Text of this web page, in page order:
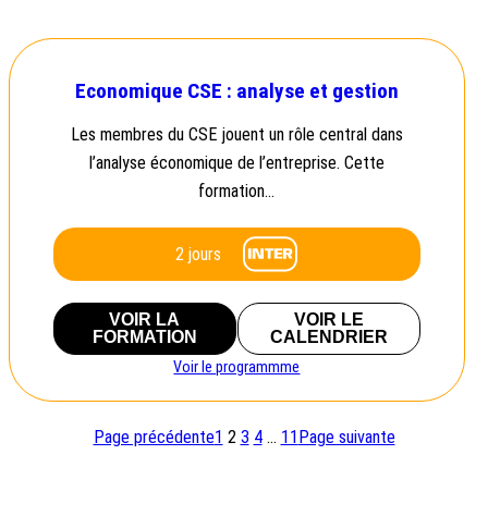
Economique CSE : analyse et gestion
Les membres du CSE jouent un rôle central dans
l’analyse économique de l’entreprise. Cette
formation…
2 jours
VOIR LA
FORMATION
VOIR LE
CALENDRIER
Voir le programmme
Page précédente1 2 3 4 … 11 Page suivante